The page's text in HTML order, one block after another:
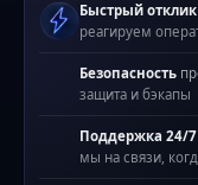
Быстрый отклик
реагируем
Безопасность
защита и бэкапы
Поддержка 24/7
мы на связи,